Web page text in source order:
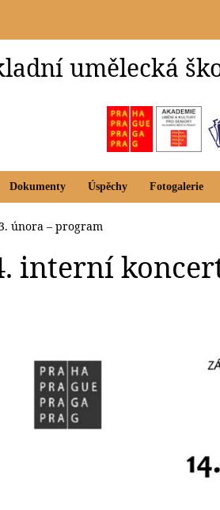
umělecká
Dokumenty Úspěchy Fotogalerie
února – program
interní